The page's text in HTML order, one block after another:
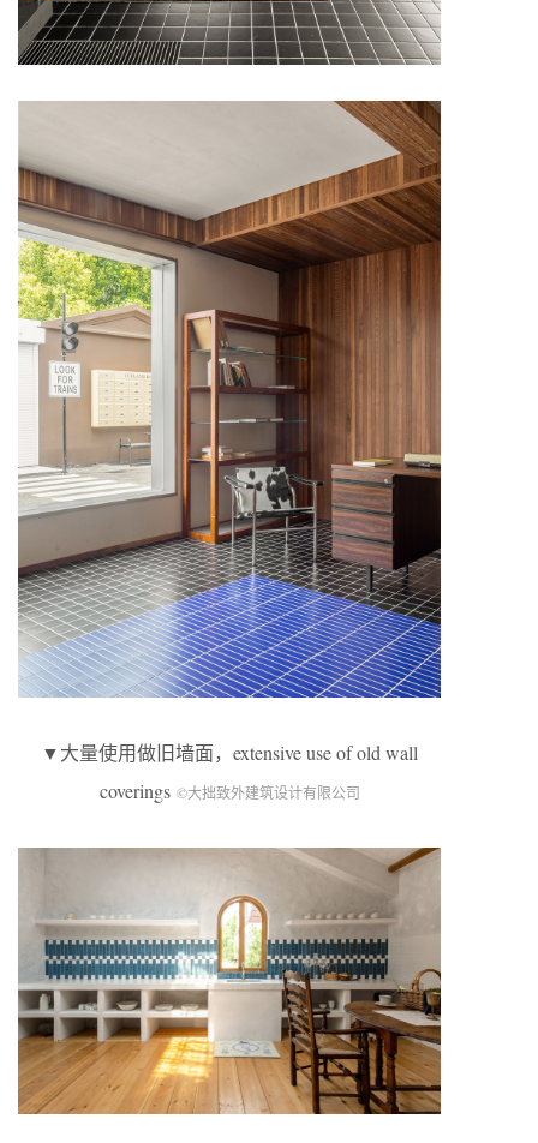
▼大量使用做旧墙面，extensive use of old wall
coverings ©大拙致外建筑设计有限公司